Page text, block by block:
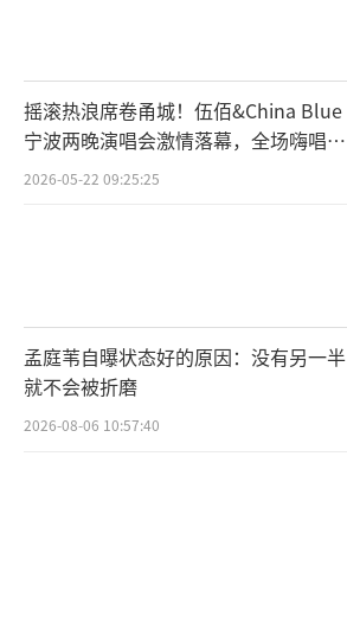
摇滚热浪席卷甬城！伍佰&China Blue
宁波两晚演唱会激情落幕，全场嗨唱氛
围炸裂
2026-05-22 09:25:25
孟庭苇自曝状态好的原因：没有另一半
就不会被折磨
2026-08-06 10:57:40